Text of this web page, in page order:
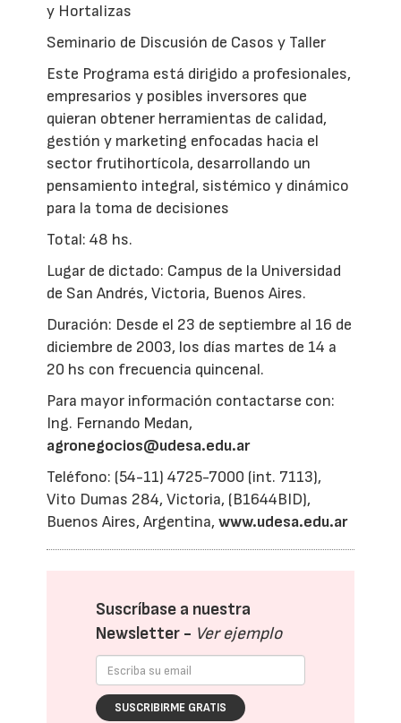
y Hortalizas
Seminario de Discusión de Casos y Taller
Este Programa está dirigido a profesionales,
empresarios y posibles inversores que
quieran obtener herramientas de calidad,
gestión y marketing enfocadas hacia el
sector frutihortícola, desarrollando un
pensamiento integral, sistémico y dinámico
para la toma de decisiones
Total: 48 hs.
Lugar de dictado: Campus de la Universidad
de San Andrés, Victoria, Buenos Aires.
Duración: Desde el 23 de septiembre al 16 de
diciembre de 2003, los días martes de 14 a
20 hs con frecuencia quincenal.
Para mayor información contactarse con:
Ing. Fernando Medan,
agronegocios@udesa.edu.ar
Teléfono: (54-11) 4725-7000 (int. 7113),
Vito Dumas 284, Victoria, (B1644BID),
Buenos Aires, Argentina,www.udesa.edu.ar
Suscríbase a nuestra
Newsletter - Ver ejemplo
SUSCRIBIRME GRATIS